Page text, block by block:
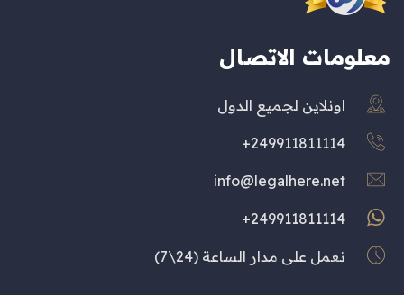
معلومات الاتصال
اونلاين لجميع الدول
249911811114+
info@legalhere.net
249911811114+
نعمل على مدار الساعة (24\7)